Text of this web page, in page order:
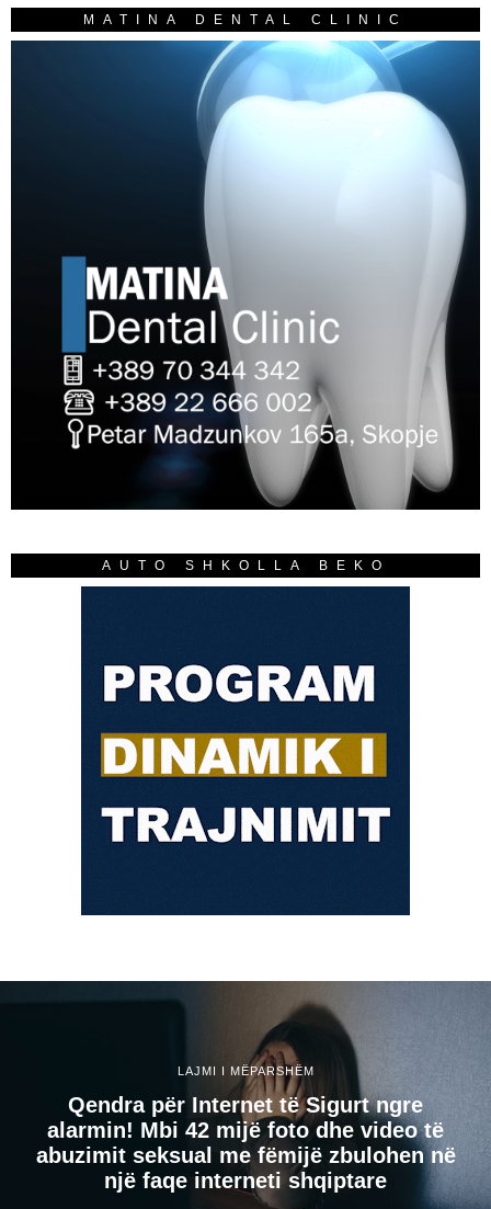
MATINA DENTAL CLINIC
AUTO SHKOLLA BEKO
LAJMI I MËPARSHËM
Qendra për Internet të Sigurt ngre
alarmin! Mbi 42 mijë foto dhe video të
abuzimit seksual me fëmijë zbulohen në
një faqe interneti shqiptare